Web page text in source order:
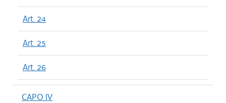
Art. 24
Art. 25
Art. 26
CAPO IV